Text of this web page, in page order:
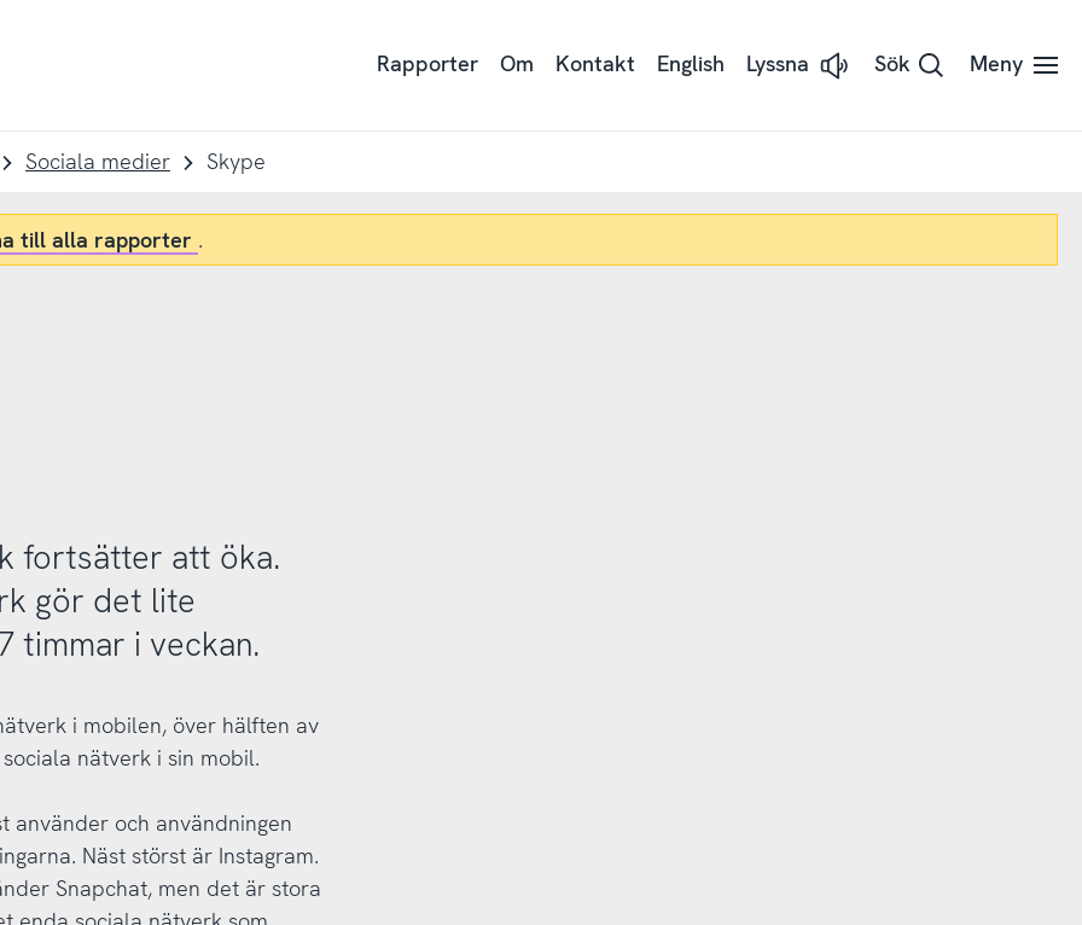
Rapporter Om Kontakt English Lyssna
Lyssna Sök Meny
Sociala medier Skype
till alla rapporter .
fortsätter att öka.
gör det lite
timmar i veckan.
i mobilen, över hälften av
nätverk i sin mobil.
använder och användningen
Näst störst är Instagram.
Snapchat, men det är stora